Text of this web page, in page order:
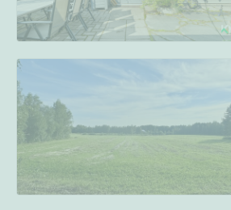
Pinta-ala
Rakennusvuosi